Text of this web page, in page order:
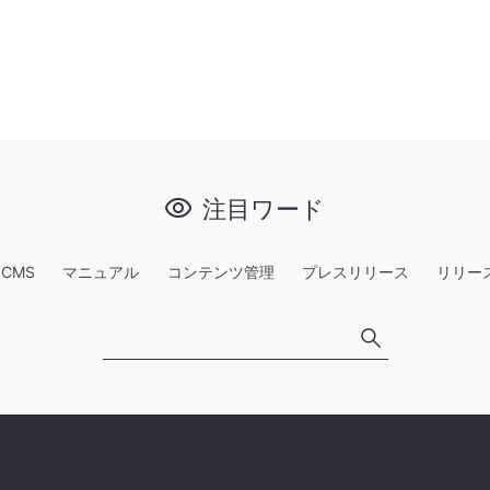
注目ワード
マニュアル コンテンツ管理 プレスリリース リリー